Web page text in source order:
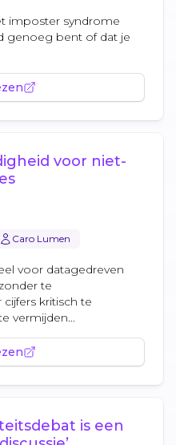
imposter syndrome
genoeg bent of dat je
voor niet-
Caro Lumen
voor datagedreven
te
kritisch te
vermijden...
is een